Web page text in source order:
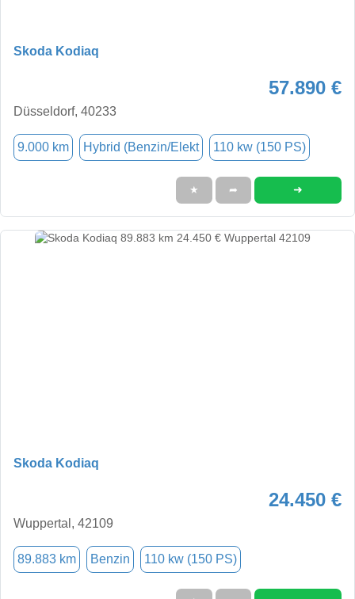
Skoda Kodiaq
57.890 €
Düsseldorf, 40233
9.000 km Hybrid (Benzin/Elekt 110 kw (150 PS)
★ ➦ ➜
Skoda Kodiaq
24.450 €
Wuppertal, 42109
89.883 km Benzin 110 kw (150 PS)